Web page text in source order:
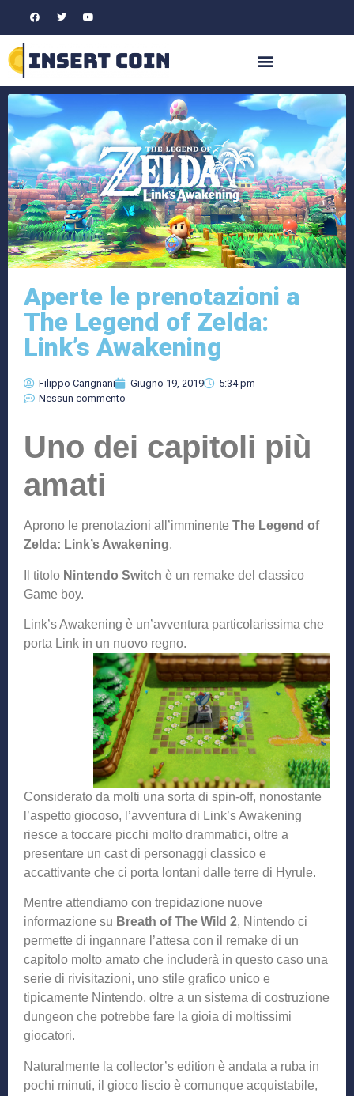
Aperte le prenotazioni a
The Legend of Zelda:
Link’s Awakening
Filippo Carignani Giugno 19, 2019
5:34 pm
Nessun commento
Uno dei capitoli più
amati
Aprono le prenotazioni all’imminente The Legend of
Zelda: Link’s Awakening.
Il titolo Nintendo Switch è un remake del classico
Game boy.
Link’s Awakening è un’avventura particolarissima che
porta Link in un nuovo regno.
Considerato da molti una sorta di spin-off, nonostante
l’aspetto giocoso, l’avventura di Link’s Awakening
riesce a toccare picchi molto drammatici, oltre a
presentare un cast di personaggi classico e
accattivante che ci porta lontani dalle terre di Hyrule.
Mentre attendiamo con trepidazione nuove
informazione su Breath of The Wild 2, Nintendo ci
permette di ingannare l’attesa con il remake di un
capitolo molto amato che includerà in questo caso una
serie di rivisitazioni, uno stile grafico unico e
tipicamente Nintendo, oltre a un sistema di costruzione
dungeon che potrebbe fare la gioia di moltissimi
giocatori.
Naturalmente la collector’s edition è andata a ruba in
pochi minuti, il gioco liscio è comunque acquistabile,